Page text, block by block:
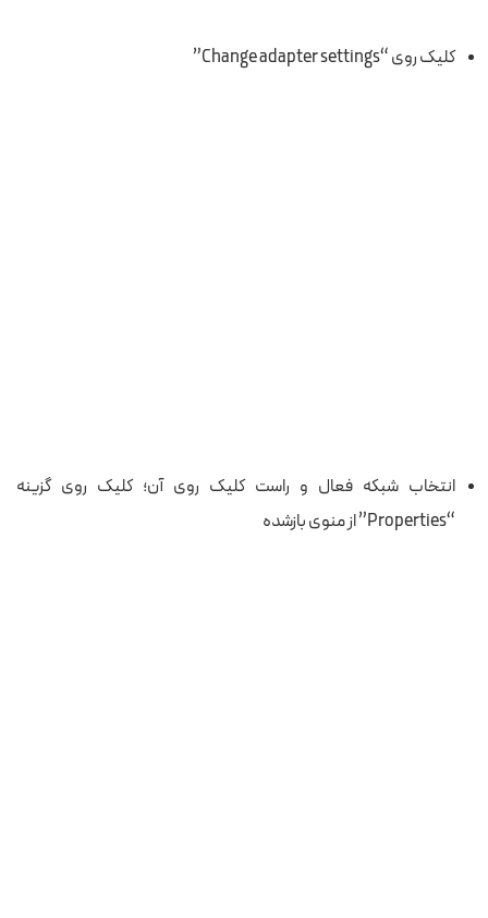
کلیک روی “Change adapter settings”
انتخاب شبکه فعال و راست کلیک روی آن؛ کلیک روی گزینه
“Properties” از منوی بازشده